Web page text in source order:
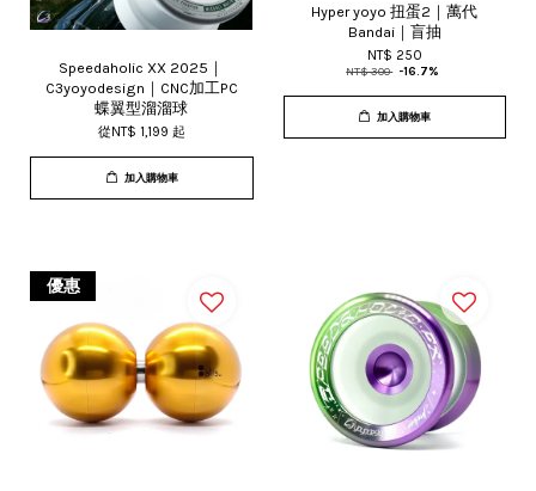
Speedaholic XX 2025｜
C3yoyodesign｜CNC加工PC
蝶翼型溜溜球
從NT$ 1,199 起
加入購物車
Hyper yoyo 扭蛋2｜萬代
Bandai｜盲抽
NT$ 250
NT$ 300 -16.7%
加入購物車
優惠